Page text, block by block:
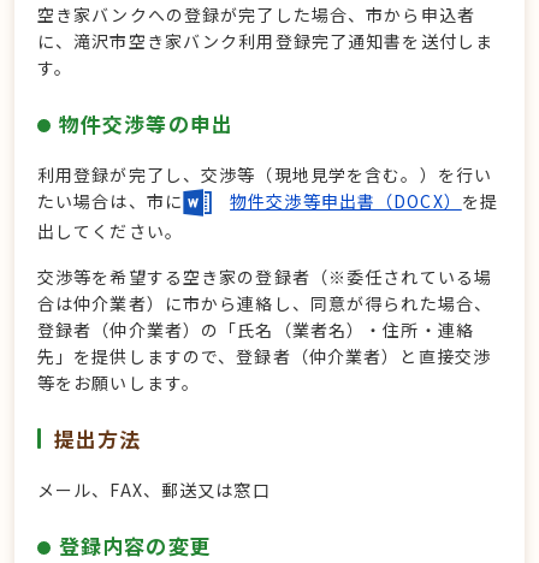
空き家バンクへの登録が完了した場合、市から申込者
に、滝沢市空き家バンク利用登録完了通知書を送付しま
す。
物件交渉等の申出
利用登録が完了し、交渉等（現地見学を含む。）を行い
たい場合は、市に
物件交渉等申出書（DOCX） を提
出してください。
交渉等を希望する空き家の登録者（※委任されている場
合は仲介業者）に市から連絡し、同意が得られた場合、
登録者（仲介業者）の「氏名（業者名）・住所・連絡
先」を提供しますので、登録者（仲介業者）と直接交渉
等をお願いします。
提出方法
メール、FAX、郵送又は窓口
登録内容の変更